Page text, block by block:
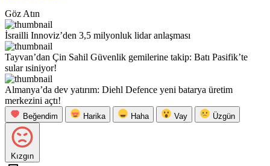
Göz Atın
İsrailli Innoviz’den 3,5 milyonluk lidar anlaşması
Tayvan’dan Çin Sahil Güvenlik gemilerine takip: Batı Pasifik’te
sular ısiniyor!
Almanya’da dev yatırım: Diehl Defence yeni batarya üretim
merkezini açtı!
Beğendim Harika Haha Vay Üzgün
Kızgın